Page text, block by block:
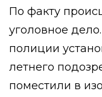
По факту
уголовное
полиции
летнего
поместили в